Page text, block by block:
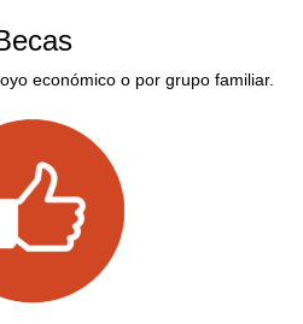
económico o por grupo familiar.